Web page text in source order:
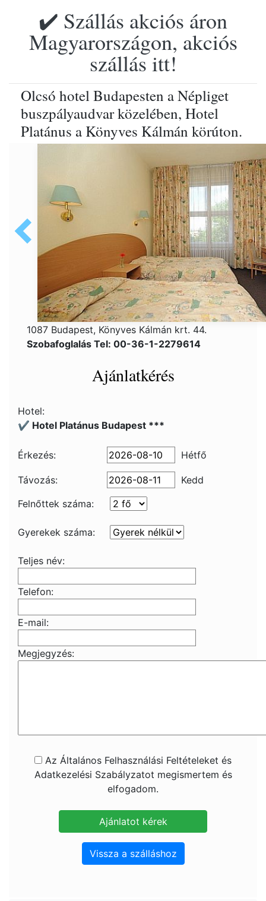
✔️ Szállás akciós áron
Magyarországon, akciós
szállás itt!
Olcsó hotel Budapesten a Népliget
buszpályaudvar közelében, Hotel
Platánus a Könyves Kálmán körúton.
1087 Budapest, Könyves Kálmán krt. 44.
Szobafoglalás Tel: 00-36-1-2279614
Ajánlatkérés
Hotel:
✔️ Hotel Platánus Budapest ***
Érkezés: Hétfő
Távozás:
Kedd
Felnőttek száma:
Gyerekek száma:
Teljes név:
Telefon:
E-mail:
Megjegyzés:
Az Általános Felhasználási Feltételeket és
Adatkezelési Szabályzatot megismertem és
elfogadom.
Vissza a szálláshoz